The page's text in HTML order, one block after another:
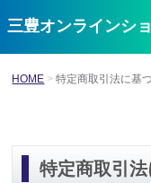
三豊オンラインシ
HOME 特定商取引法に基
特定商取引